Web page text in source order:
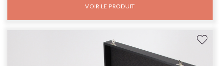
VOIR LE PRODUIT